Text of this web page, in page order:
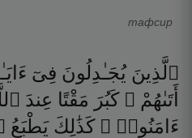
тафсир
ٱلَّذِينَ يُجَـٰدِلُونَ فِىٓ
أَتَىٰهُمْ ۖ كَبُرَ مَقْتًا عِندَ
ءَامَنُوا۟ ۚ كَذَٰلِكَ يَطْبَعُ